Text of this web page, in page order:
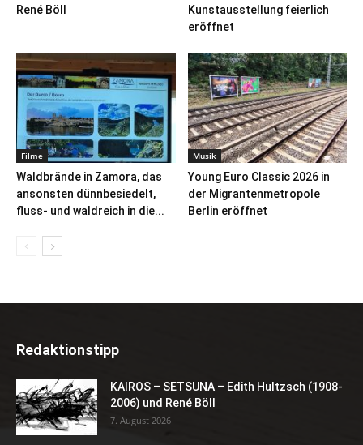
René Böll
Kunstausstellung feierlich
eröffnet
Filme
Waldbrände in Zamora, das
ansonsten dünnbesiedelt,
fluss- und waldreich in die...
Musik
Young Euro Classic 2026 in
der Migrantenmetropole
Berlin eröffnet
Redaktionstipp
KAIROS – SETSUNA – Edith Hultzsch (1908-
2006) und René Böll
7. August 2026